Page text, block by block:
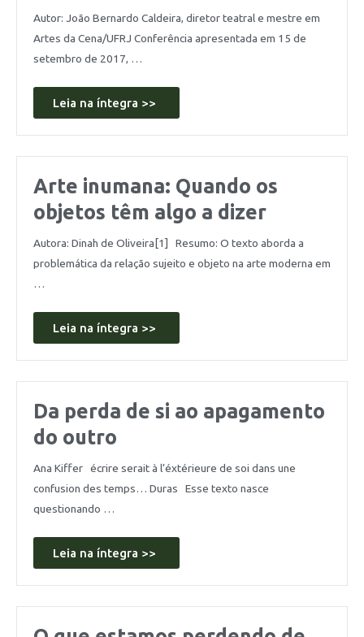
Autor: João Bernardo Caldeira, diretor teatral e mestre em
Artes da Cena/UFRJ Conferência apresentada em 15 de
setembro de 2017, …
Leia na íntegra >>
Arte inumana: Quando os
objetos têm algo a dizer
Autora: Dinah de Oliveira[1] Resumo: O texto aborda a
problemática da relação sujeito e objeto na arte moderna em
…
Leia na íntegra >>
Da perda de si ao apagamento
do outro
Ana Kiffer écrire serait à l’éxtérieure de soi dans une
confusion des temps… Duras Esse texto nasce
questionando …
Leia na íntegra >>